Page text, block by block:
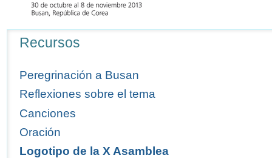
Recursos
Peregrinación a Busan
Reflexiones sobre el tema
Canciones
Oración
Logotipo de la X Asamblea